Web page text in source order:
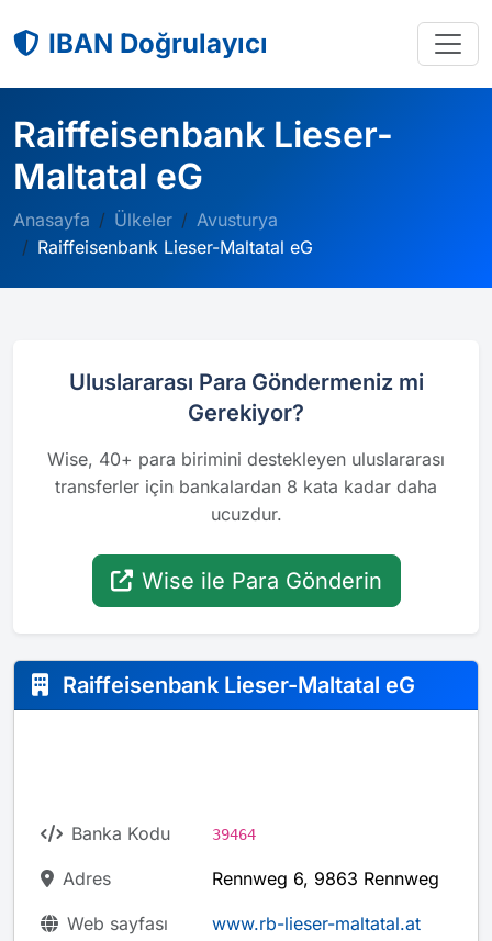
IBAN Doğrulayıcı
Raiffeisenbank Lieser-
Maltatal eG
Anasayfa Ülkeler
Avusturya
Raiffeisenbank Lieser-Maltatal eG
Uluslararası Para Göndermeniz mi
Gerekiyor?
Wise, 40+ para birimini destekleyen uluslararası
transferler için bankalardan 8 kata kadar daha
ucuzdur.
Wise ile Para Gönderin
Raiffeisenbank Lieser-Maltatal eG
Banka Kodu 39464
Adres Rennweg 6, 9863 Rennweg
Web sayfası www.rb-lieser-maltatal.at